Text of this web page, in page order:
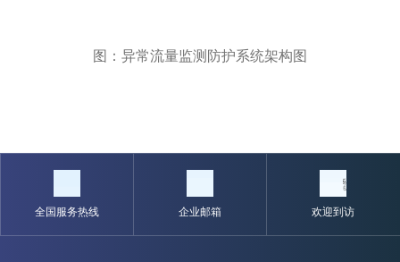
图：异常流量监测防护系统架构图
全国服务热线 企业邮箱 欢迎到访